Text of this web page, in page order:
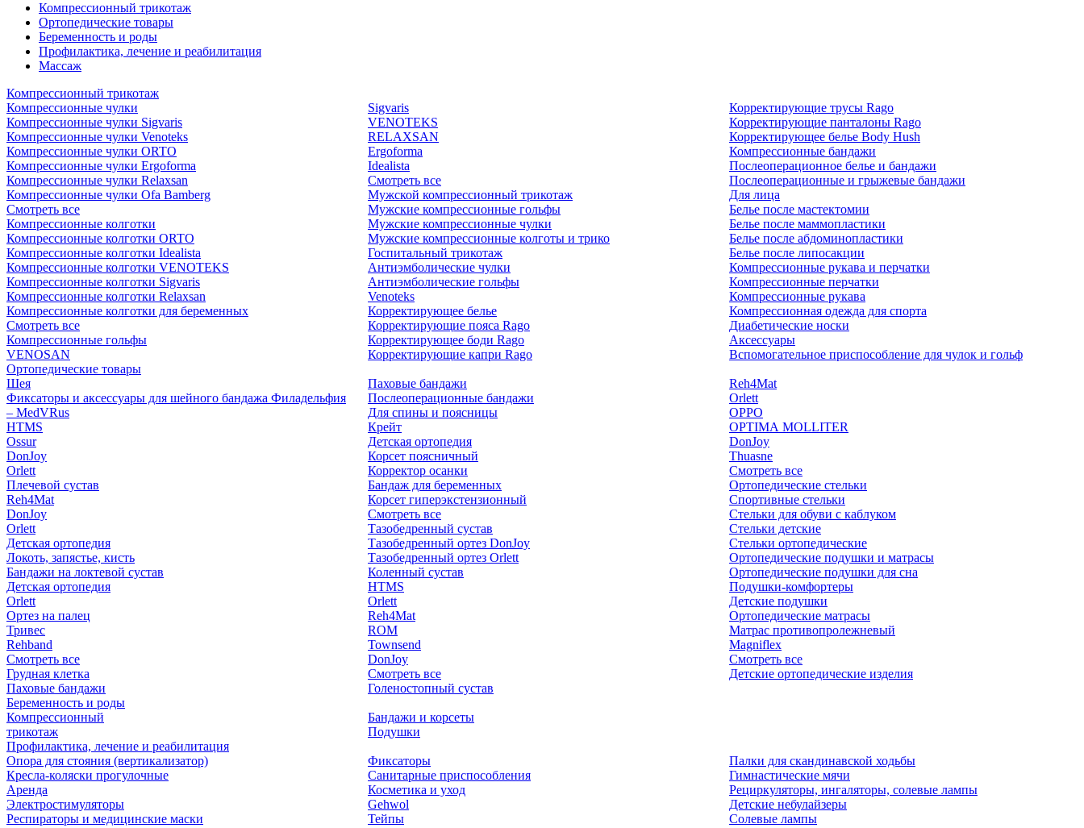
Компрессионный трикотаж
Ортопедические товары
Беременность и роды
Профилактика, лечение и реабилитация
Массаж
Компрессионный трикотаж
Компрессионные чулки
Компрессионные чулки Sigvaris
Компрессионные чулки Venoteks
Компрессионные чулки ORTO
Компрессионные чулки Ergoforma
Компрессионные чулки Relaxsan
Компрессионные чулки Ofa Bamberg
Смотреть все
Компрессионные колготки
Компрессионные колготки ORTO
Компрессионные колготки Idealista
Компрессионные колготки VENOTEKS
Компрессионные колготки Sigvaris
Компрессионные колготки Relaxsan
Компрессионные колготки для беременных
Смотреть все
Компрессионные гольфы
VENOSAN
Sigvaris
VENOTEKS
RELAXSAN
Ergoforma
Idealista
Смотреть все
Мужской компрессионный трикотаж
Мужские компрессионные гольфы
Мужские компрессионные чулки
Мужские компрессионные колготы и трико
Госпитальный трикотаж
Антиэмболические чулки
Антиэмболические гольфы
Venoteks
Корректирующее белье
Корректирующие пояса Rago
Корректирующее боди Rago
Корректирующие капри Rago
Корректирующие трусы Rago
Корректирующие панталоны Rago
Корректирующее белье Body Hush
Компрессионные бандажи
Послеоперационное белье и бандажи
Послеоперационные и грыжевые бандажи
Для лица
Белье после мастектомии
Белье после маммопластики
Белье после абдоминопластики
Белье после липосакции
Компрессионные рукава и перчатки
Компрессионные перчатки
Компрессионные рукава
Компрессионная одежда для спорта
Диабетические носки
Аксессуары
Вспомогательное приспособление для чулок и гольф
Ортопедические товары
Шея
Фиксаторы и аксессуары для шейного бандажа Филадельфия
– MedVRus
HTMS
Ossur
DonJoy
Orlett
Плечевой сустав
Reh4Mat
DonJoy
Orlett
Детская ортопедия
Локоть, запястье, кисть
Бандажи на локтевой сустав
Детская ортопедия
Orlett
Ортез на палец
Тривес
Rehband
Смотреть все
Грудная клетка
Паховые бандажи
Паховые бандажи
Послеоперационные бандажи
Для спины и поясницы
Крейт
Детская ортопедия
Корсет поясничный
Корректор осанки
Бандаж для беременных
Корсет гиперэкстензионный
Смотреть все
Тазобедренный сустав
Тазобедренный ортез DonJoy
Тазобедренный ортез Orlett
Коленный сустав
HTMS
Orlett
Reh4Mat
ROM
Townsend
DonJoy
Смотреть все
Голеностопный сустав
Reh4Mat
Orlett
OPPO
OPTIMA MOLLITER
DonJoy
Thuasne
Смотреть все
Ортопедические стельки
Спортивные стельки
Стельки для обуви с каблуком
Стельки детские
Стельки ортопедические
Ортопедические подушки и матрасы
Ортопедические подушки для сна
Подушки-комфортеры
Детские подушки
Ортопедические матрасы
Матрас противопролежневый
Magniflex
Смотреть все
Детские ортопедические изделия
Беременность и роды
Компрессионный
трикотаж
Бандажи и корсеты
Подушки
Профилактика, лечение и реабилитация
Опора для стояния (вертикализатор)
Кресла-коляски прогулочные
Аренда
Электростимуляторы
Респираторы и медицинские маски
Фиксаторы
Санитарные приспособления
Косметика и уход
Gehwol
Тейпы
Палки для скандинавской ходьбы
Гимнастические мячи
Рециркуляторы, ингаляторы, солевые лампы
Детские небулайзеры
Солевые лампы